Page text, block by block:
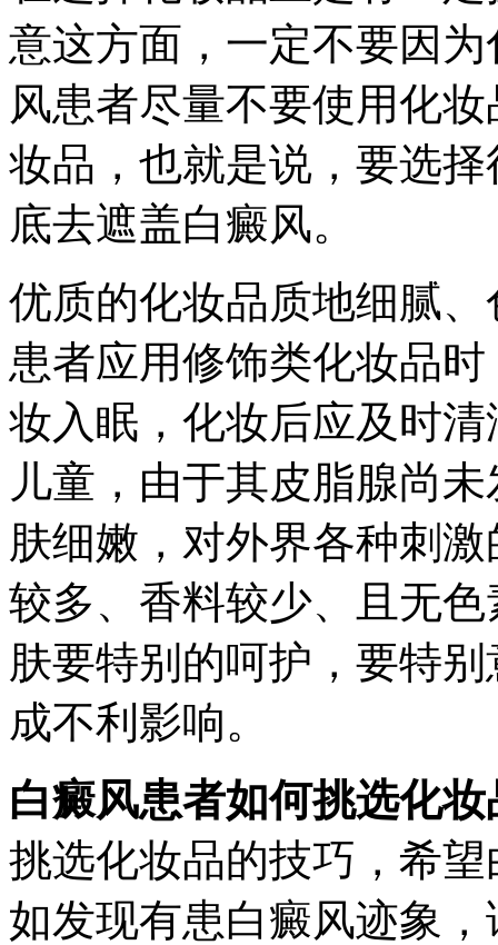
意这方面，一定不要因
风患者尽量不要使用化
妆品，也就是说，要选
底去遮盖白癜风。
优质的化妆品质地细腻
患者应用修饰类化妆品
妆入眠，化妆后应及时
儿童，由于其皮脂腺尚
肤细嫩，对外界各种刺
较多、香料较少、且无
肤要特别的呵护，要特
成不利影响。
白癜风患者如何挑选化妆
挑选化妆品的技巧，希
如发现有患白癜风迹象